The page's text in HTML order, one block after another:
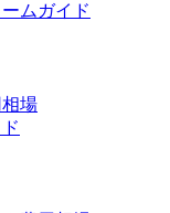
ムガイド
場